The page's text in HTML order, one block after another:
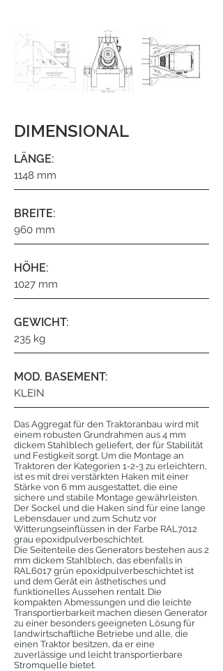
DIMENSIONAL
LÄNGE:
1148 mm
BREITE:
960 mm
HÖHE:
1027 mm
GEWICHT:
235 kg
MOD. BASEMENT:
KLEIN
Das Aggregat für den Traktoranbau wird mit
einem robusten Grundrahmen aus 4 mm
dickem Stahlblech geliefert, der für Stabilität
und Festigkeit sorgt. Um die Montage an
Traktoren der Kategorien 1-2-3 zu erleichtern,
ist es mit drei verstärkten Haken mit einer
Stärke von 6 mm ausgestattet, die eine
sichere und stabile Montage gewährleisten.
Der Sockel und die Haken sind für eine lange
Lebensdauer und zum Schutz vor
Witterungseinflüssen in der Farbe RAL7012
grau epoxidpulverbeschichtet.
Die Seitenteile des Generators bestehen aus 2
mm dickem Stahlblech, das ebenfalls in
RAL6017 grün epoxidpulverbeschichtet ist
und dem Gerät ein ästhetisches und
funktionelles Aussehen rentalt. Die
kompakten Abmessungen und die leichte
Transportierbarkeit machen diesen Generator
zu einer besonders geeigneten Lösung für
landwirtschaftliche Betriebe und alle, die
einen Traktor besitzen, da er eine
zuverlässige und leicht transportierbare
Stromquelle bietet.